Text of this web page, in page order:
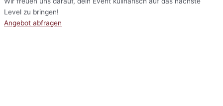
Level zu bringen!
Angebot abfragen